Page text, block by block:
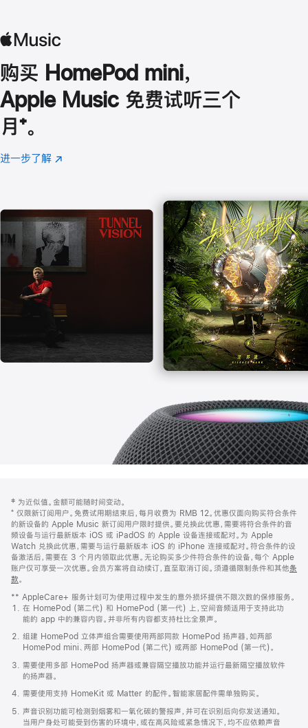
购买 HomePod mini，
Apple Music 免费试听三个
月 脚
注
⁺。
进一步了解 Apple
(在
口
中
打
开)
页
页
脚
注
‡ 为近似值。金额可能随时间变动。
⁺ 仅限新订阅用户。免费试用期结束后，每月收费为 RMB 12。优惠仅面向购买符合条件
的新设备的 Apple Music 新订阅用户限时提供。要兑换此优惠，需要将符合条件的音
频设备与运行最新版本 iOS 或 iPadOS 的 Apple 设备连接或配对。为 Apple
Watch 兑换此优惠，需要与运行最新版本 iOS 的 iPhone 连接或配对。符合条件的设
备激活后，需要在 3 个月内领取此优惠。无论购买多少件符合条件的设备，每个 Apple
账户仅可享受一次优惠。会员方案将自动续订，直至取消订阅。须遵循限制条件和其他条
款。
窗
口
中
打
开)
** AppleCare+ 服务计划可为使用过程中发生的意外损坏提供不限次数的保修服务。
在 HomePod (第二代) 和 HomePod (第一代) 上，空间音频适用于支持此功
能的 app 中的兼容内容。并非所有内容都支持杜比全景声。
组建 HomePod 立体声组合需要使用两部同款 HomePod 扬声器，如两部
HomePod mini、两部 HomePod (第二代) 或两部 HomePod (第一代)。
需要使用多部 HomePod 扬声器或兼容隔空播放功能并运行最新隔空播放软件
的扬声器。
需要使用支持 HomeKit 或 Matter 的配件。智能家居配件需单独购买。
声音识别功能可检测到烟雾和一氧化碳的警报声，并可在识别后向你发送通知。
当用户身处可能受到伤害的环境中，或在高风险或紧急情况下，均不应依赖声音